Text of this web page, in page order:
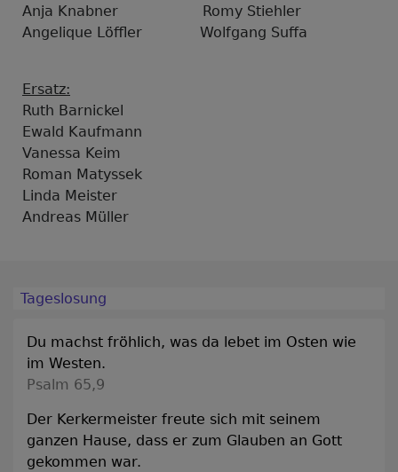
Anja Knabner Romy Stiehler
Angelique Löffler Wolfgang Suffa
Ersatz:
Ruth Barnickel
Ewald Kaufmann
Vanessa Keim
Roman Matyssek
Linda Meister
Andreas Müller
Tageslosung
Du machst fröhlich, was da lebet im Osten wie
im Westen.
Psalm 65,9
Der Kerkermeister freute sich mit seinem
ganzen Hause, dass er zum Glauben an Gott
gekommen war.